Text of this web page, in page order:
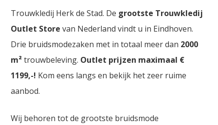
Trouwkledij Herk de Stad. De grootste Trouwkledij
Outlet Store van Nederland vindt u in Eindhoven.
Drie bruidsmodezaken met in totaal meer dan 2000
m²trouwbeleving. Outlet prijzen maximaal €
1199,-! Kom eens langs en bekijk het zeer ruime
aanbod.
Wij behoren tot de grootste bruidsmode